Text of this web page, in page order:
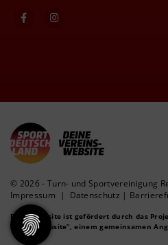
© 2026 - Turn- und Sportvereinigung
Impressum | Datenschutz |
Diese Website ist gefördert durch das
Vereinswebsite”, einem gemeinsamen